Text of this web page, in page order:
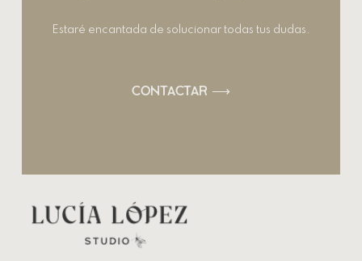
Estaré encantada de solucionar todas tus dudas.
CONTACTAR ⟶